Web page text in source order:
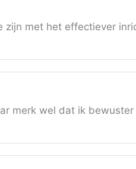
zijn met het effectiever
merk wel dat ik